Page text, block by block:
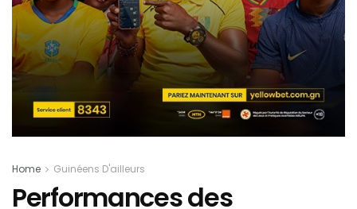
Home Guinéens D'ailleurs
Performances des